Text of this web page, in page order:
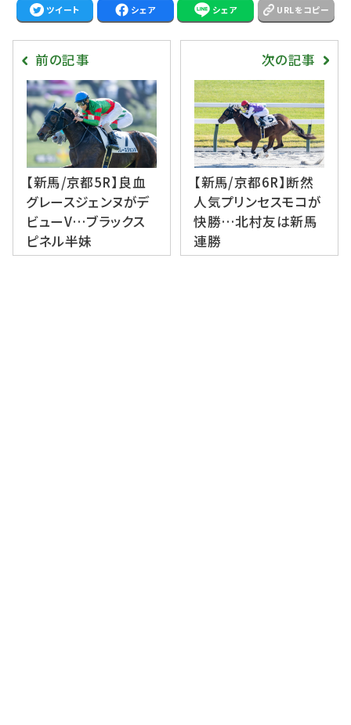
ツイート シェア シェア URLをコピー
前の記事
【新馬/京都5R】良血
グレースジェンヌがデ
ビューV…ブラックス
ピネル半妹
次の記事
【新馬/京都6R】断然
人気プリンセスモコが
快勝…北村友は新馬
連勝